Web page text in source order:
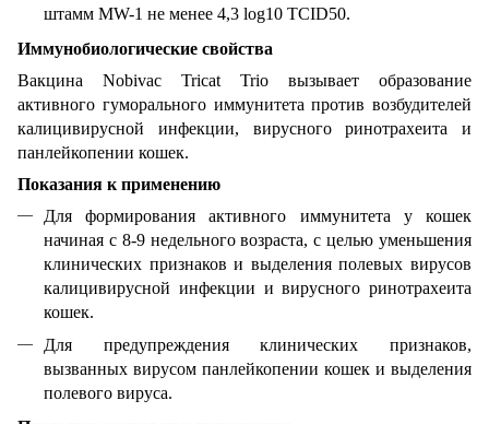
штамм MW-1 не менее 4,3 log10 TCID50.
Иммунобиологические свойства
Вакцина Nobivac Tricat Triо вызывает образование
активного гуморального иммунитета против возбудителей
калицивирусной инфекции, вирусного ринотрахеита и
панлейкопении кошек.
Показания к применению
Для формирования активного иммунитета у кошек
начиная с 8-9 недельного возраста, с целью уменьшения
клинических признаков и выделения полевых вирусов
калицивирусной инфекции и вирусного ринотрахеита
кошек.
Для предупреждения клинических признаков,
вызванных вирусом панлейкопении кошек и выделения
полевого вируса.